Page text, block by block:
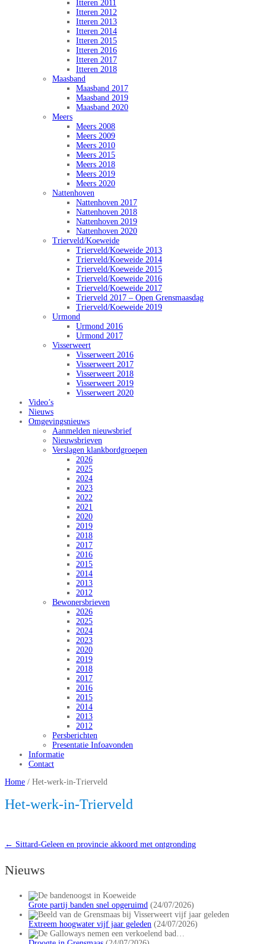
Itteren 2011
Itteren 2012
Itteren 2013
Itteren 2014
Itteren 2015
Itteren 2016
Itteren 2017
Itteren 2018
Maasband
Maasband 2017
Maasband 2019
Maasband 2020
Meers
Meers 2008
Meers 2009
Meers 2010
Meers 2015
Meers 2018
Meers 2019
Meers 2020
Nattenhoven
Nattenhoven 2017
Nattenhoven 2018
Nattenhoven 2019
Nattenhoven 2020
Trierveld/Koeweide
Trierveld/Koeweide 2013
Trierveld/Koeweide 2014
Trierveld/Koeweide 2015
Trierveld/Koeweide 2016
Trierveld/Koeweide 2017
Trierveld 2017 – Open Grensmaasdag
Trierveld/Koeweide 2019
Urmond
Urmond 2016
Urmond 2017
Visserweert
Visserweert 2016
Visserweert 2017
Visserweert 2018
Visserweert 2019
Visserweert 2020
Video’s
Nieuws
Omgevingsnieuws
Aanmelden nieuwsbrief
Nieuwsbrieven
Verslagen klankbordgroepen
2026
2025
2024
2023
2022
2021
2020
2019
2018
2017
2016
2015
2014
2013
2012
Bewonersbrieven
2026
2025
2024
2023
2020
2019
2018
2017
2016
2015
2014
2013
2012
Persberichten
Presentatie Infoavonden
Informatie
Contact
Home / Het-werk-in-Trierveld
Het-werk-in-Trierveld
← Sittard-Geleen en provincie akkoord met ontgronding
Nieuws
Grote partij banden snel opgeruimd (24/07/2026)
Extreem hoogwater vijf jaar geleden (24/07/2026)